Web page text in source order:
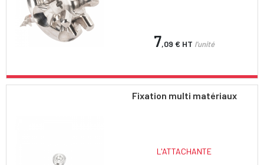
7,09 € HT l'unité
Fixation multi matériaux
L'ATTACHANTE